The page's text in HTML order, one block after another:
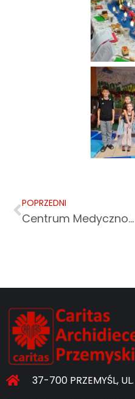
POPRZEDNI
Centrum Medyczno-Charytatywne Caritas w Krośnie
37-700 PRZEMYŚL,